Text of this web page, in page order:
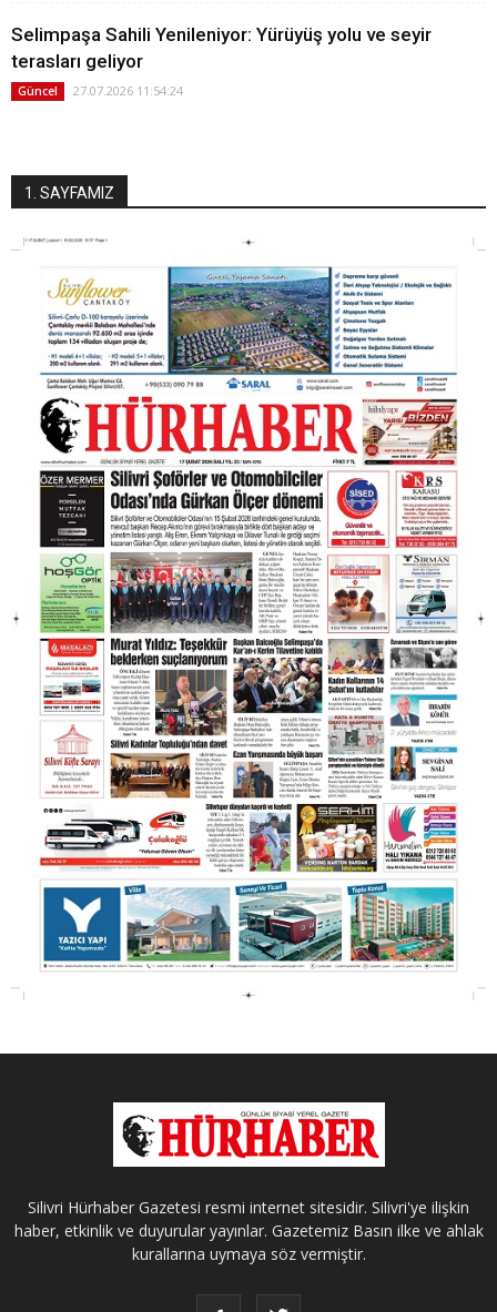
Selimpaşa Sahili Yenileniyor: Yürüyüş yolu ve seyir
terasları geliyor
Güncel 27.07.2026 11:54:24
1. SAYFAMIZ
Silivri Hürhaber Gazetesi resmi internet sitesidir. Silivri'ye ilişkin
haber, etkinlik ve duyurular yayınlar. Gazetemiz Basın ilke ve ahlak
kurallarına uymaya söz vermiştir.